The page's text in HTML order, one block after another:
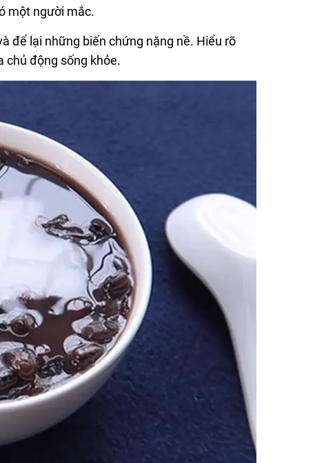
một người mắc.
để lại những biến chứng nặng nề. Hiểu rõ
chủ động sống khỏe.